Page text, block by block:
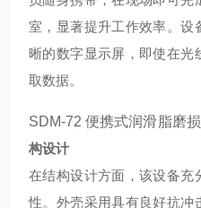
室，显著提升工作效率。设
晰的数字显示屏，即使在光
取数据。
SDM-72 便携式润滑脂磨
构设计
在结构设计方面，该设备充
性。外壳采用具有良好抗冲